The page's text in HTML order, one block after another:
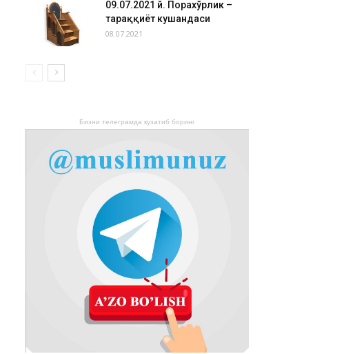
09.07.2021 й. Порахўрлик –
тараққиёт кушандаси
08.07.2021
Бизни телеграмда кузатиб боринг